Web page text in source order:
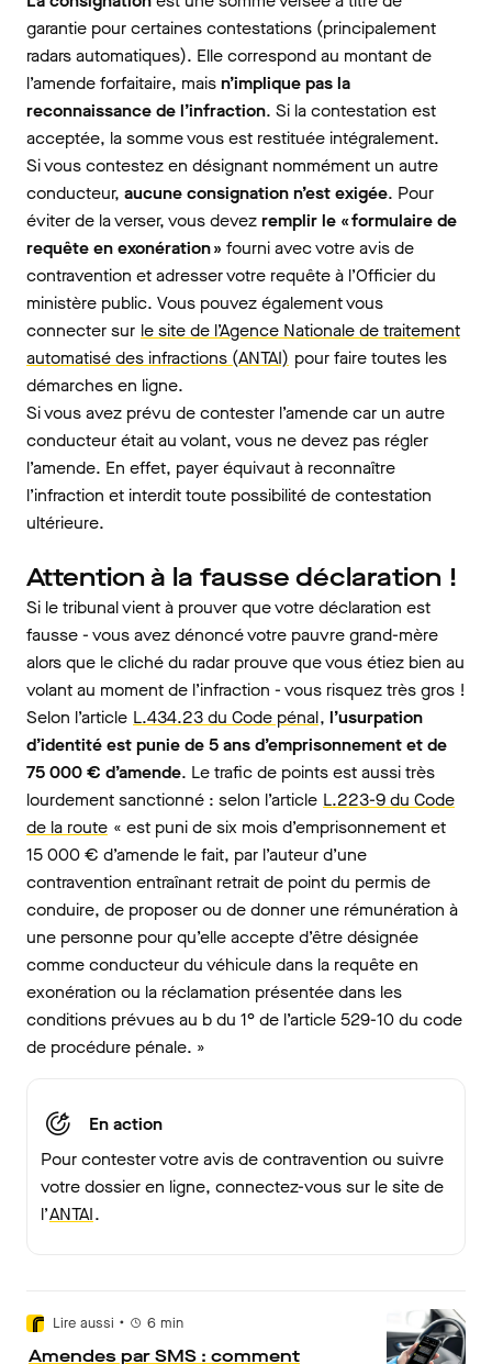
garantie pour certaines contestations (principalement
radars automatiques). Elle correspond au montant de
l’amende forfaitaire, maisn’implique pas la
reconnaissance de l’infraction. Si la contestation est
acceptée, la somme vous est restituée intégralement.
Si vous contestez en désignant nommément un autre
conducteur, aucune consignation n’est exigée. Pour
éviter de la verser, vous devezremplir le « formulaire de
requête en exonération » fourni avec votre avis de
contravention et adresser votre requête à l’Officier du
ministère public. Vous pouvez également vous
connecter sur le site de l’Agence Nationale de traitement
automatisé des infractions (ANTAI) pour faire toutes les
démarches en ligne.
Si vous avez prévu de contester l’amende car un autre
conducteur était au volant, vous ne devez pas régler
l’amende. En effet, payer équivaut à reconnaître
l’infraction et interdit toute possibilité de contestation
ultérieure.
Attention à la fausse déclaration !
Si le tribunal vient à prouver que votre déclaration est
fausse - vous avez dénoncé votre pauvre grand-mère
alors que le cliché du radar prouve que vous étiez bien au
volant au moment de l’infraction - vous risquez très gros !
Selon l’article L.434.23 du Code pénal, l’usurpation
d’identité est punie de 5 ans d’emprisonnement et de
75 000 € d’amende. Le trafic de points est aussi très
lourdement sanctionné : selon l’article L.223-9 du Code
de la route « est puni de six mois d’emprisonnement et
15 000 € d’amende le fait, par l’auteur d’une
contravention entraînant retrait de point du permis de
conduire, de proposer ou de donner une rémunération à
une personne pour qu’elle accepte d’être désignée
comme conducteur du véhicule dans la requête en
exonération ou la réclamation présentée dans les
conditions prévues au b du 1° de l’article 529-10 du code
de procédure pénale. »
En action
Pour contester votre avis de contravention ou suivre
votre dossier en ligne, connectez-vous sur le site de
l’ANTAI.
Lire aussi • 6 min
Amendes par SMS : comment